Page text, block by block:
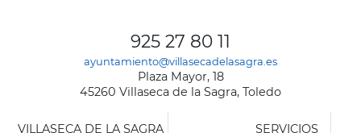
925 27 80 11
ayuntamiento@villasecadelasagra.es
Plaza Mayor, 18
45260 Villaseca de la Sagra, Toledo
VILLASECA DE LA SAGRA SERVICIOS